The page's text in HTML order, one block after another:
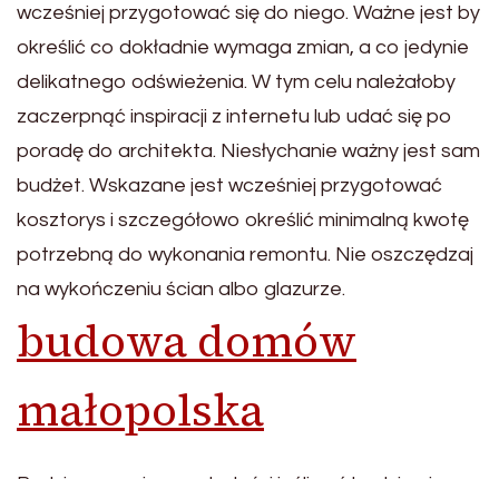
wcześniej przygotować się do niego. Ważne jest by
określić co dokładnie wymaga zmian, a co jedynie
delikatnego odświeżenia. W tym celu należałoby
zaczerpnąć inspiracji z internetu lub udać się po
poradę do architekta. Niesłychanie ważny jest sam
budżet. Wskazane jest wcześniej przygotować
kosztorys i szczegółowo określić minimalną kwotę
potrzebną do wykonania remontu. Nie oszczędzaj
na wykończeniu ścian albo glazurze.
budowa domów
małopolska